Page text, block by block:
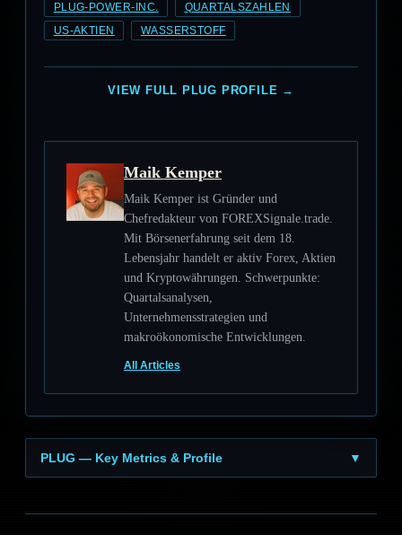
PLUG-POWER-INC. QUARTALSZAHLEN
US-AKTIEN WASSERSTOFF
VIEW FULL PLUG PROFILE →
Maik Kemper
Maik Kemper ist Gründer und
Chefredakteur von FOREXSignale.trade.
Mit Börsenerfahrung seit dem 18.
Lebensjahr handelt er aktiv Forex, Aktien
und Kryptowährungen. Schwerpunkte:
Quartalsanalysen,
Unternehmensstrategien und
makroökonomische Entwicklungen.
All Articles
PLUG — Key Metrics & Profile ▼